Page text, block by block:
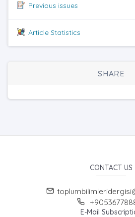
Previous issues
Article Statistics
SHARE
CONTACT US
E-Mail